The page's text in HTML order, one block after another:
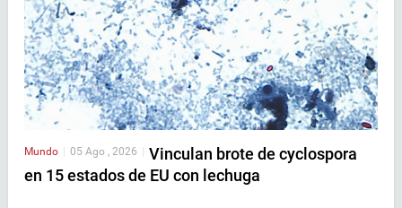
Mundo 05 Ago , 2026
Vinculan brote de cyclospora
en 15 estados de EU con lechuga